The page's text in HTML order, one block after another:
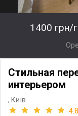
1400 грн/
Стильная
интерьером
, Київ
4.8